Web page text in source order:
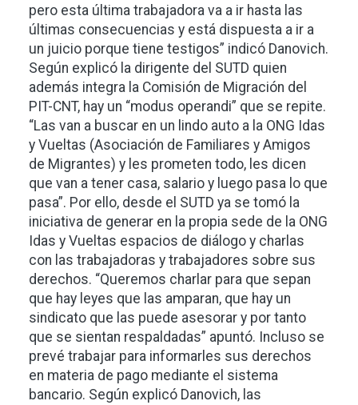
pero esta última trabajadora va a ir hasta las
últimas consecuencias y está dispuesta a ir a
un juicio porque tiene testigos” indicó Danovich.
Según explicó la dirigente del SUTD quien
además integra la Comisión de Migración del
PIT-CNT, hay un “modus operandi” que se repite.
“Las van a buscar en un lindo auto a la ONG Idas
y Vueltas (Asociación de Familiares y Amigos
de Migrantes) y les prometen todo, les dicen
que van a tener casa, salario y luego pasa lo que
pasa”. Por ello, desde el SUTD ya se tomó la
iniciativa de generar en la propia sede de la ONG
Idas y Vueltas espacios de diálogo y charlas
con las trabajadoras y trabajadores sobre sus
derechos. “Queremos charlar para que sepan
que hay leyes que las amparan, que hay un
sindicato que las puede asesorar y por tanto
que se sientan respaldadas” apuntó. Incluso se
prevé trabajar para informarles sus derechos
en materia de pago mediante el sistema
bancario. Según explicó Danovich, las